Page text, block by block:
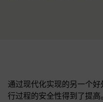
通过现代化实现的另一个
行过程的安全性得到了提